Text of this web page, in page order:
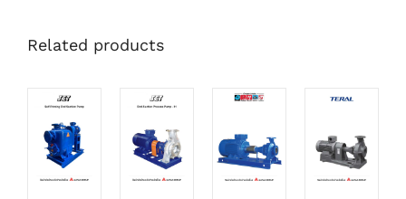
Related products
DETAILS DETAILS DETAILS DETAILS